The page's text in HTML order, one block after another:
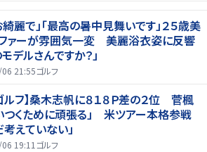
綺麗で」「最高の暑中見舞いです」２５歳美
ァーが雰囲気一変 美麗浴衣姿に反響
モデルさんですか？」
21:55ゴルフ
ルフ】桑木志帆に８１８Ｐ差の２位 菅楓
つくために頑張る」 米ツアー本格参戦
考えていない」
19:11 ゴルフ